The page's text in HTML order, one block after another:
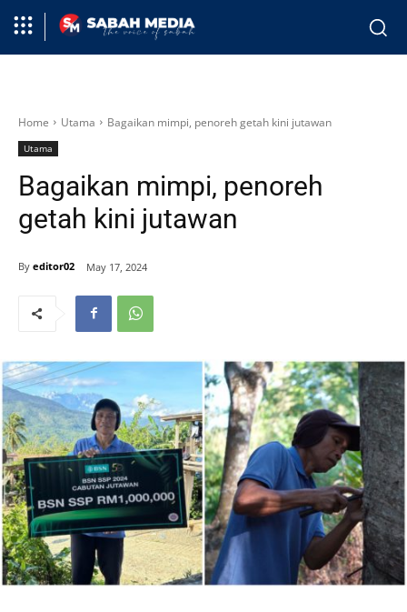
Home Utama Bagaikan mimpi, penoreh getah kini jutawan
Utama
Bagaikan mimpi, penoreh
getah kini jutawan
By editor02 May 17, 2024